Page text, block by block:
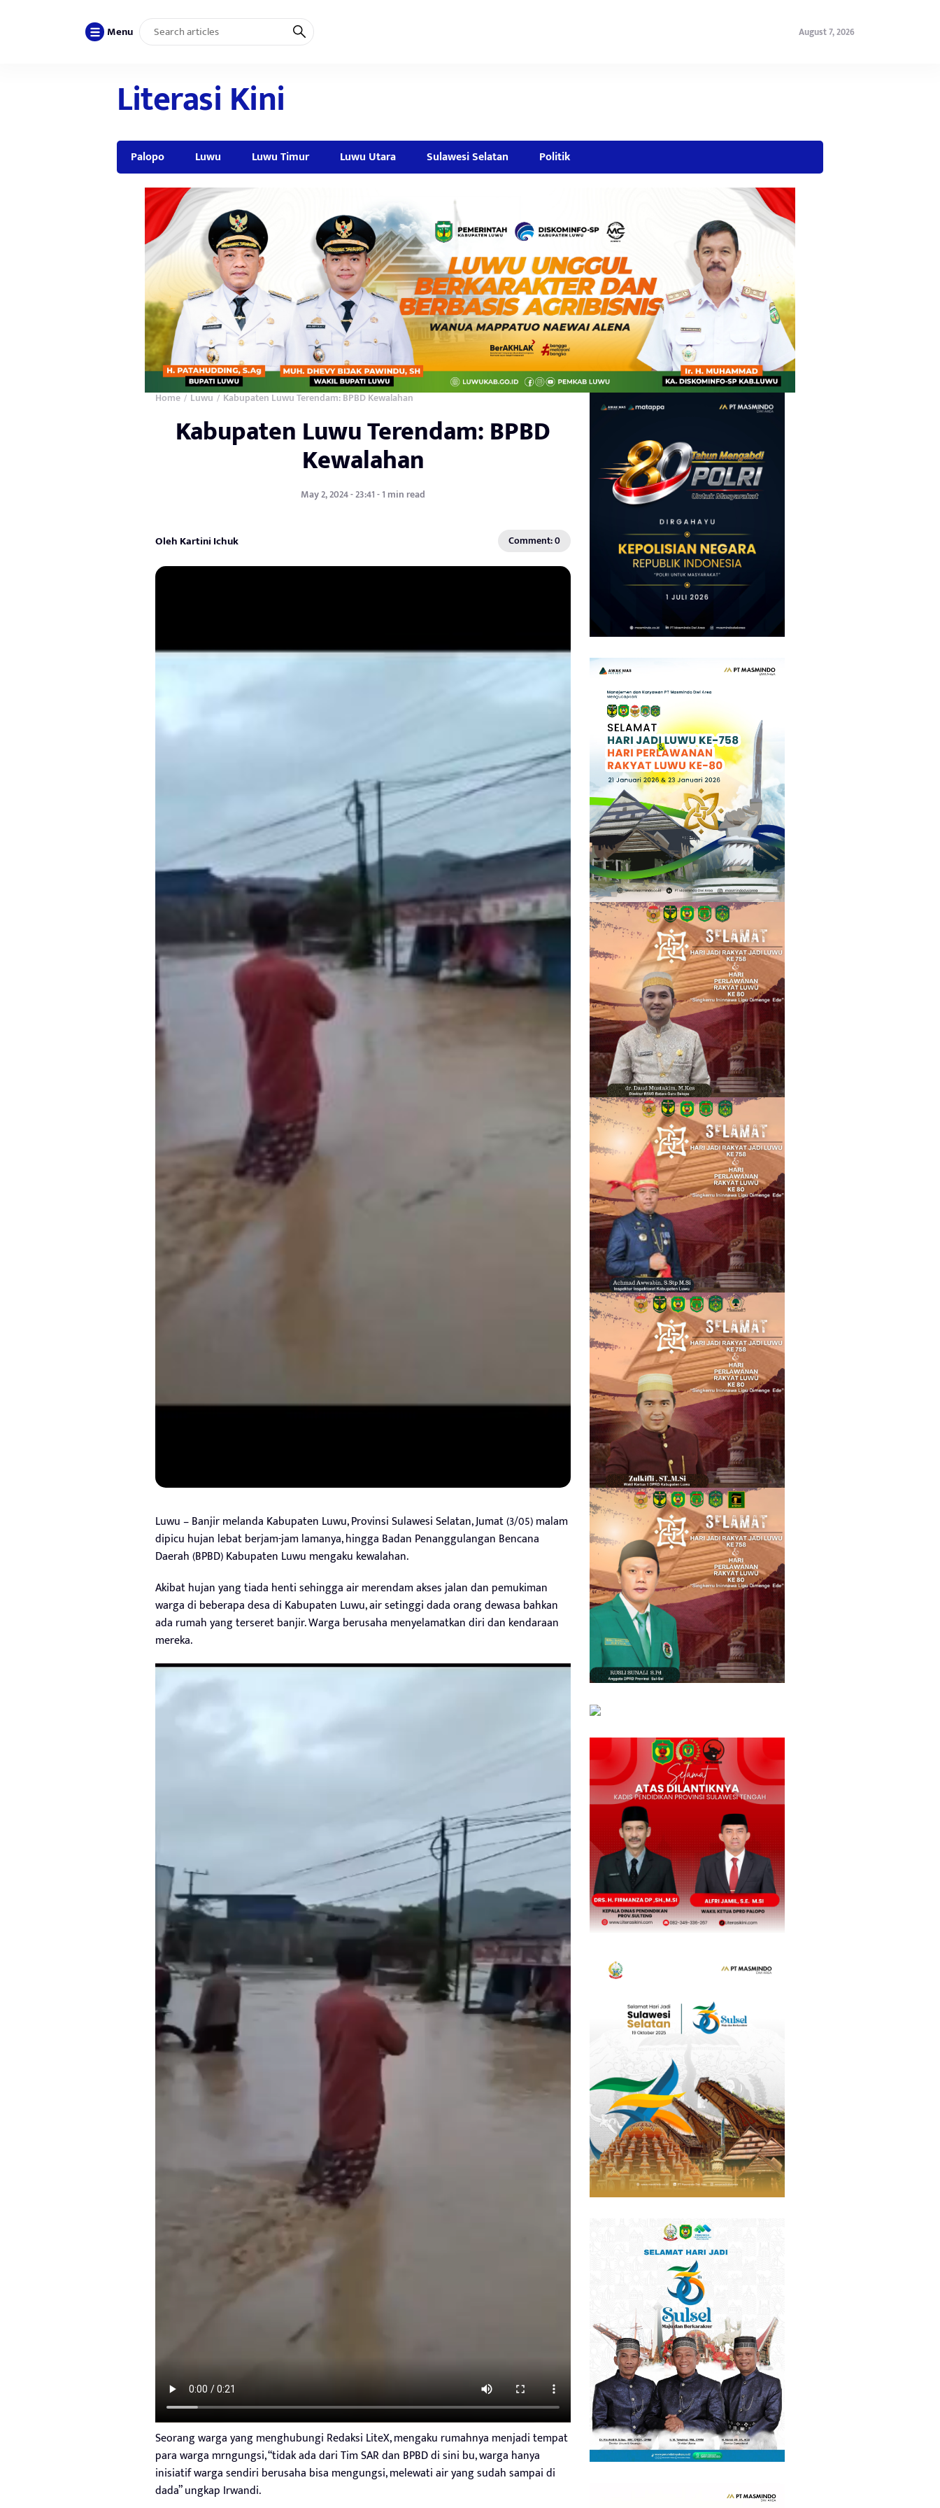
Menu August 7, 2026
Literasi Kini
Palopo Luwu Luwu Timur Luwu Utara Sulawesi Selatan Politik
Home / Luwu / Kabupaten Luwu Terendam: BPBD Kewalahan
Kabupaten Luwu Terendam: BPBD
Kewalahan
May 2, 2024 - 23:41 - 1 min read
Oleh Kartini Ichuk Comment: 0
Luwu – Banjir melanda Kabupaten Luwu, Provinsi Sulawesi Selatan, Jumat (3/05) malam
dipicu hujan lebat berjam-jam lamanya, hingga Badan Penanggulangan Bencana
Daerah (BPBD) Kabupaten Luwu mengaku kewalahan.
Akibat hujan yang tiada henti sehingga air merendam akses jalan dan pemukiman
warga di beberapa desa di Kabupaten Luwu, air setinggi dada orang dewasa bahkan
ada rumah yang terseret banjir. Warga berusaha menyelamatkan diri dan kendaraan
mereka.
Seorang warga yang menghubungi Redaksi LiteX, mengaku rumahnya menjadi tempat
para warga mrngungsi, “tidak ada dari Tim SAR dan BPBD di sini bu, warga hanya
inisiatif warga sendiri berusaha bisa mengungsi, melewati air yang sudah sampai di
dada” ungkap Irwandi.